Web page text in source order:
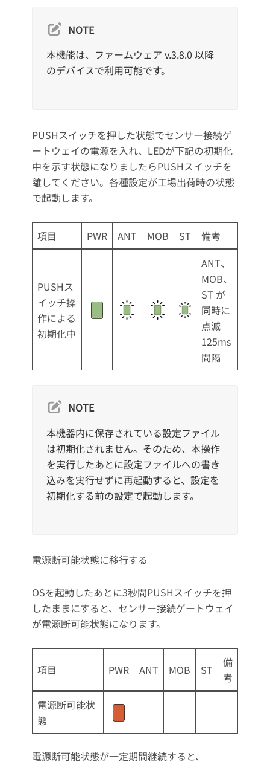
NOTE
本機能は、ファームウェア v.3.8.0 以降
のデバイスで利用可能です。
PUSHスイッチを押した状態でセンサー接続ゲ
ートウェイの電源を入れ、LEDが下記の初期化
中を示す状態になりましたらPUSHスイッチを
離してください。各種設定が工場出荷時の状態
で起動します。
項目 PWR ANT MOB ST 備考
PUSHス
イッチ操
作による
初期化中
ANT、
MOB、
ST が
同時に
点滅
125ms
間隔
NOTE
本機器内に保存されている設定ファイル
は初期化されません。そのため、本操作
を実行したあとに設定ファイルへの書き
込みを実行せずに再起動すると、設定を
初期化する前の設定で起動します。
電源断可能状態に移行する
OSを起動したあとに3秒間PUSHスイッチを押
したままにすると、センサー接続ゲートウェイ
が電源断可能状態になります。
項目 PWR ANT MOB ST
備
考
電源断可能状
態
電源断可能状態が一定期間継続すると、